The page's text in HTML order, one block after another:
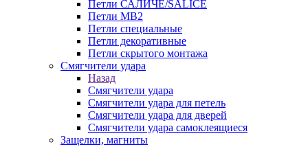
Петли САЛИЧЕ/SALICE
Петли MB2
Петли специальные
Петли декоративные
Петли скрытого монтажа
Смягчители удара
Назад
Смягчители удара
Смягчители удара для петель
Смягчители удара для дверей
Cмягчители удара самоклеящиеся
Защелки, магниты